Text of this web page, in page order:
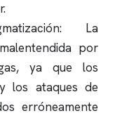
La
por
ya que los
los ataques de
erróneamente